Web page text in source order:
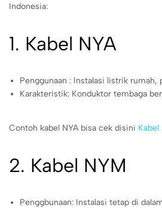
Indonesia:
1. Kabel NYA
Penggunaan : Instalasi listrik rumah,
Karakteristik: Konduktor tembaga
Contoh kabel NYA bisa cek disini
2. Kabel NYM
Penggbunaan: Instalasi tetap di